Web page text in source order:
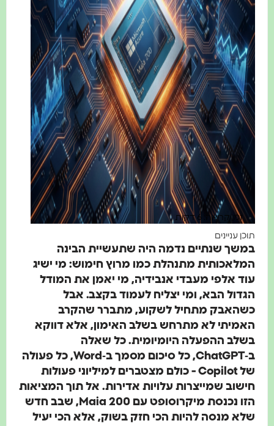
זמן קריאה: 6 דקות
תוכן עניינים
במשך שנתיים נדמה היה שתעשיית הבינה
המלאכותית מתנהלת כמו מרוץ חימוש: מי ישיג
עוד אלפי מעבדי אנבידיה, מי יאמן את המודל
הגדול הבא, ומי יצליח לעמוד בקצב. אבל
כשהאבק מתחיל לשקוע, מתברר שהקרב
האמיתי לא מתרחש בשלב האימון, אלא דווקא
בשלב ההפעלה היומיומית. כל שאלה
ב‑ChatGPT, כל סיכום מסמך ב‑Word, כל פעולה
של Copilot - כולם מצטברים למיליוני פעולות
חישוב שמייצרות עלויות אדירות. אל תוך המציאות
הזו נכנסת מיקרוסופט עם Maia 200, שבב חדש
שלא מנסה להיות הכי חזק בשוק, אלא הכי יעיל